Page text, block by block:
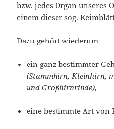
bzw. jedes Organ unseres
einem dieser sog.
Dazu gehört wiederum
ein ganz bestimmter
(Stammhirn, Kleinhirn,
und Großhirnrinde),
eine bestimmte Art